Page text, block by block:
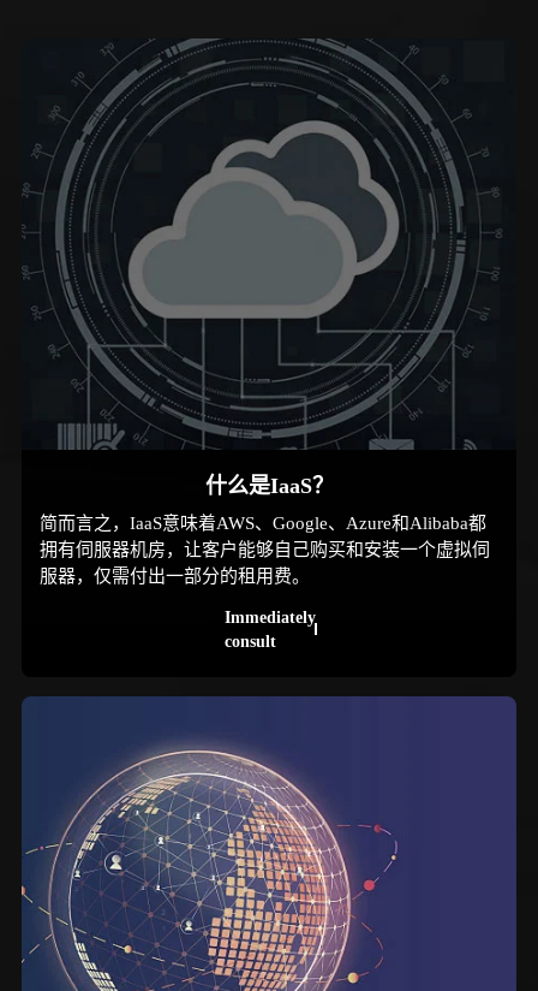
然而，借助云网络技术，您可以只透过点击一个按钮来配置虚
拟机（VM）。您不再需要在前期投入诸多的时间和金钱；甚
至，您可以在正式环境之前部署VM以测试您的服务。
所有云供应商都提供了虚拟机器的服务。这通常称为基础架构
即服务（IaaS）。
什么是IaaS？
简而言之，IaaS意味着AWS、Google、Azure和Alibaba都
拥有伺服器机房，让客户能够自己购买和安装一个虚拟伺
服器，仅需付出一部分的租用费。
Immediately
consult